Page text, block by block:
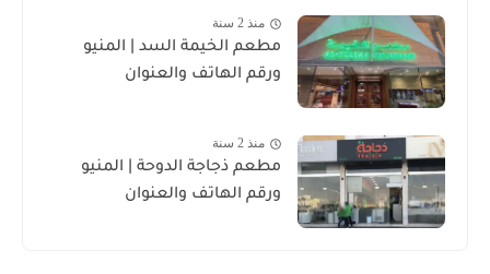
منذ 2 سنة
مطعم الخيمة السد | المنيو
ورقم الهاتف والعنوان
منذ 2 سنة
مطعم ذجاجة الدوحة | المنيو
ورقم الهاتف والعنوان